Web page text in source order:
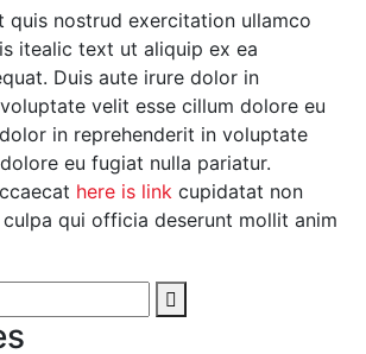
quis nostrud exercitation ullamco
itealic text ut aliquip ex ea
Duis aute irure dolor in
velit esse cillum dolore eu
in reprehenderit in voluptate
eu fugiat nulla pariatur.
here is link cupidatat non
qui officia deserunt mollit anim